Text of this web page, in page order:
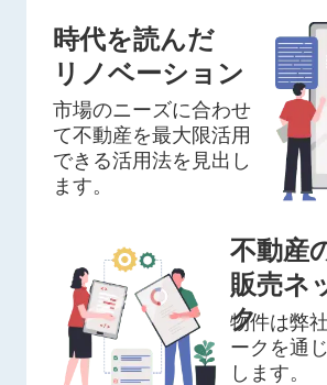
時代を読んだ
リノベーション
市場のニーズに合わせ
て不動産を最大限活用
できる活用法を見出し
ます。
不動産
販売ネ
ク
物件は弊
ークを通
します。